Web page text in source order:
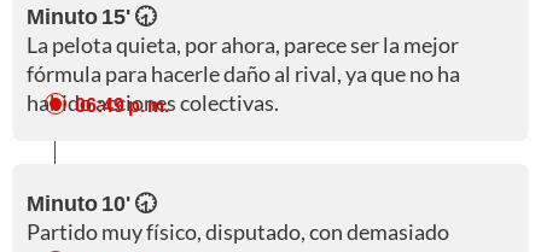
Minuto 15' 🕣
La pelota quieta, por ahora, parece ser la mejor
fórmula para hacerle daño al rival, ya que no ha
habido acciones colectivas.
06:49 p. m.
Minuto 10' 🕣
Partido muy físico, disputado, con demasiado